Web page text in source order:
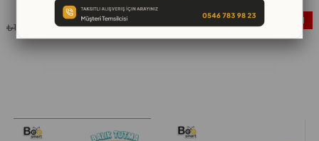
₺999,00
₺1.999,00
İndirim
₺899,00
₺1.299,00
%31
İndirim